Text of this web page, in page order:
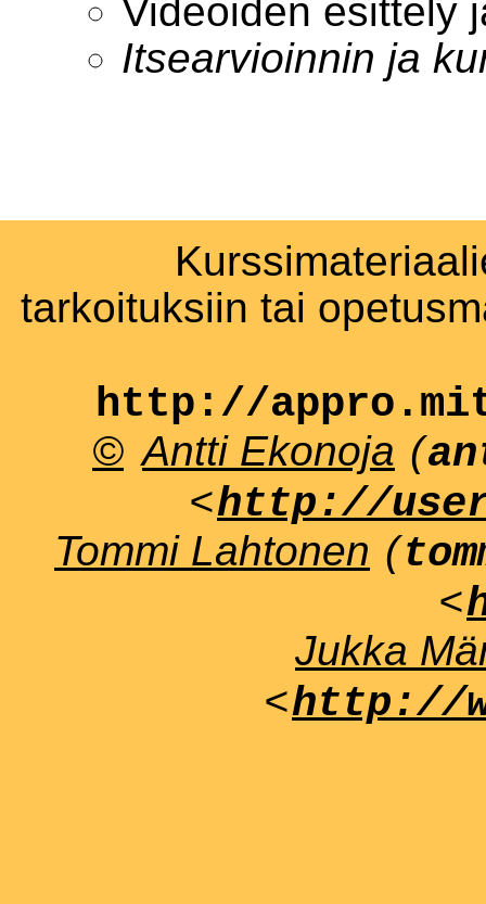
Videoiden esittely
Itsearvioinnin ja
tarkoituksiin tai
http://
© Antti Ekonoja (
<http://
Tommi Lahtonen (
<
Jukka
<http://